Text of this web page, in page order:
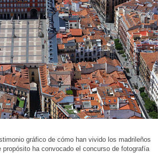
gráfico de cómo han vivido los madrileños
ha convocado el concurso de fotografía